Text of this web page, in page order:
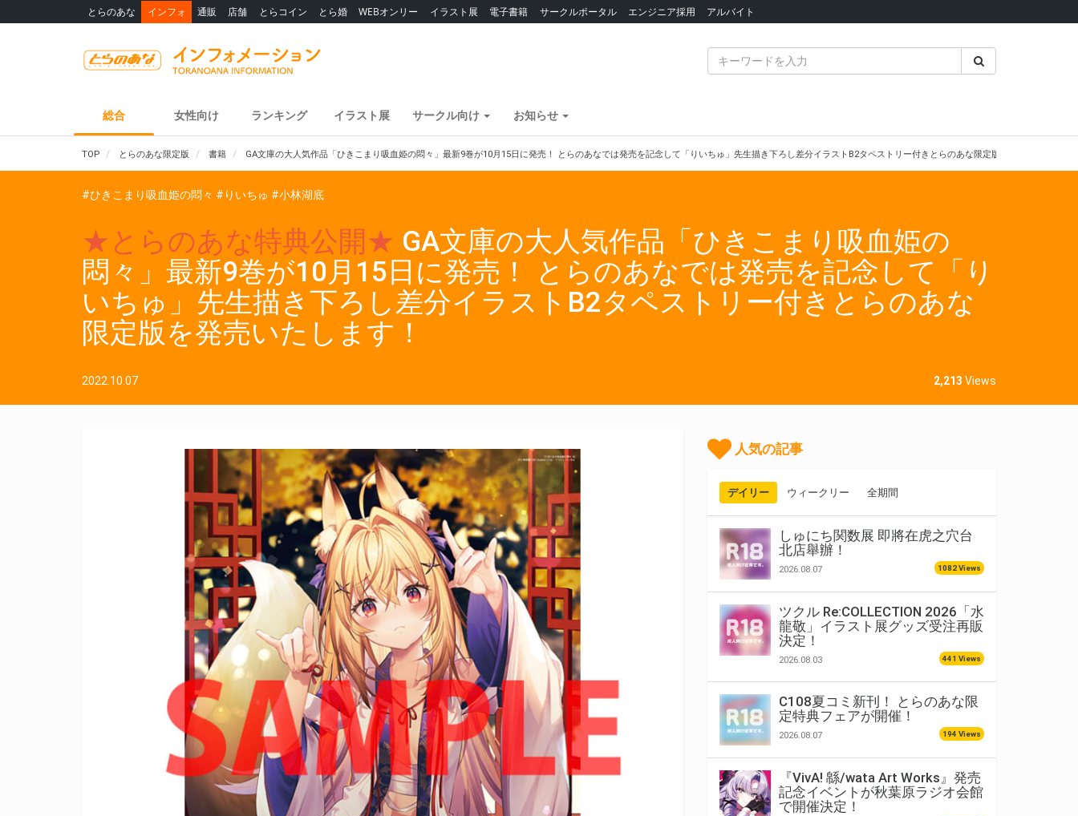
とらのあな インフォ 通販 店舗 とらコイン とら婚 WEBオンリー イラスト展 電子書籍 サークルポータル エンジニア採用 アルバイト
総合 女性向け ランキング イラスト展 サークル向け お知らせ
TOP とらのあな限定版 書籍 GA文庫の大人気作品「ひきこまり吸血姫の悶々」最新9巻が10月15日に発売！ とらのあなでは発売を記念して「りいちゅ」先生描き下ろし差分イラストB2タペストリー付きとらのあな限定版を発売いたします
#ひきこまり吸血姫の悶々 #りいちゅ #小林湖底
★とらのあな特典公開★ GA文庫の大人気作品「ひきこまり吸血姫の
悶々」最新9巻が10月15日に発売！ とらのあなでは発売を記念して「り
いちゅ」先生描き下ろし差分イラストB2タペストリー付きとらのあな
限定版を発売いたします！
2022.10.07 2,213 Views
人気の記事
デイリー ウィークリー 全期間
しゅにち関数展 即將在虎之穴台
北店舉辦！
2026.08.07 1082 Views
ツクル Re:COLLECTION 2026「水
龍敬」イラスト展グッズ受注再販
決定！
2026.08.03 441 Views
C108夏コミ新刊！ とらのあな限
定特典フェアが開催！
2026.08.07 194 Views
『VivA! 緜/wata Art Works』発売
記念イベントが秋葉原ラジオ会館
で開催決定！